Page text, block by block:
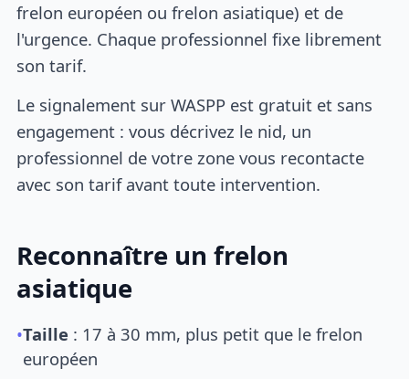
frelon européen ou frelon asiatique) et de
l'urgence. Chaque professionnel fixe librement
son tarif.
Le signalement sur WASPP est gratuit et sans
engagement : vous décrivez le nid, un
professionnel de votre zone vous recontacte
avec son tarif avant toute intervention.
Reconnaître un frelon
asiatique
•Taille : 17 à 30 mm, plus petit que le frelon
européen